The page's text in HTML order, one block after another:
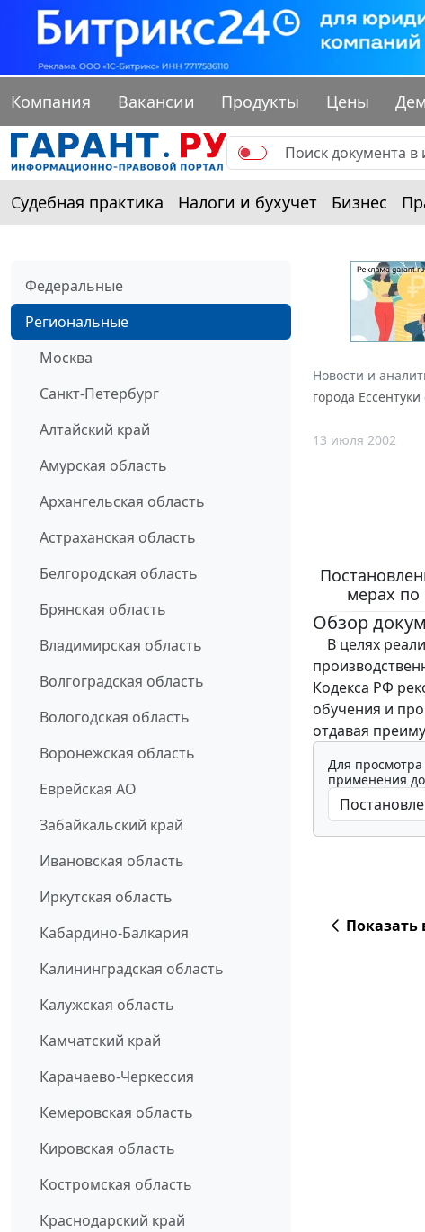
Компания Вакансии Продукты Цены
Судебная практика Налоги и бухучет Бизнес
Федеральные
Региональные
Москва
Санкт-Петербург
Алтайский край
Амурская область
Архангельская область
Астраханская область
Белгородская область
Брянская область
Владимирская область
Волгоградская область
Вологодская область
Воронежская область
Еврейская АО
Забайкальский край
Ивановская область
Иркутская область
Кабардино-Балкария
Калининградская область
Калужская область
Камчатский край
Карачаево-Черкессия
Кемеровская область
Кировская область
Костромская область
Краснодарский край
Новости и
города
13 июля 2002
мерах по
Обзор
В целях
Кодекса РФ
обучения и
отдавая
Для просмотра
применения
Показать